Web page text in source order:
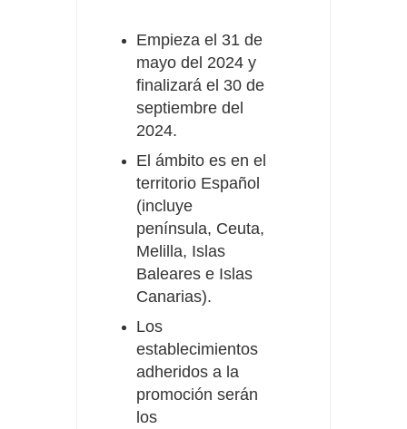
Empieza el 31 de
mayo del 2024 y
finalizará el 30 de
septiembre del
2024.
El ámbito es en el
territorio Español
(incluye
península, Ceuta,
Melilla, Islas
Baleares e Islas
Canarias).
Los
establecimientos
adheridos a la
promoción serán
los